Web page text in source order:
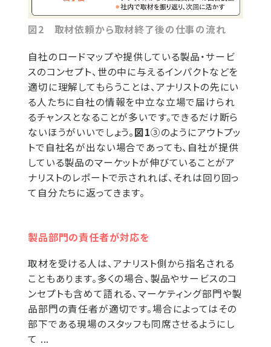
図2 取材依頼から取材終了後の仕事の流れ
自社のロードマップや提供している製品・サービ
スのコンセプト、世の中に与えるインパクトなどを
適切に理解してもらうことは、アナリストの先にい
る人たちに自社の情報を中立な立場で届けられ
るチャンスとなることが多いです。できるだけ断ら
ないほうがいいでしょう。図1③のようにアウトプッ
トで自社名が出ない場合であっても、自社が提供
している製品のマーケットが伸びていることがア
ナリストのレポートで示されれば、それは回り回っ
て自分たちに返ってきます。
製品部門の責任者が対応を
取材を受ける人は、アナリスト側から指名される
こともあります。多くの場合、製品やサービスのコ
ンセプトも含めて語れる、マーケティング部門や製
品部門の責任者が適切です。場合によってはその
部下である現場のスタッフも同席させるようにし
て ...